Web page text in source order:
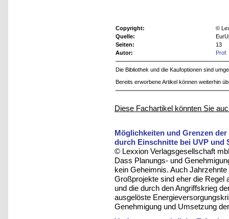
Copyright:
©
Quelle:
Seiten:
13
Autor:
Die Bibliothek und die Kaufoptionen sind
Bereits erworbene Artikel können weiterhin
Diese Fachartikel könnten Sie
Möglichkeiten und Grenzen
durch Einschnitte bei UVP und
© Lexxion Verlagsgesellschaft
Dass Planungs- und
kein Geheimnis. Auch
Großprojekte sind eher die Regel
und die durch den Angriffskrieg
ausgelöste
Genehmigung und Umsetzung